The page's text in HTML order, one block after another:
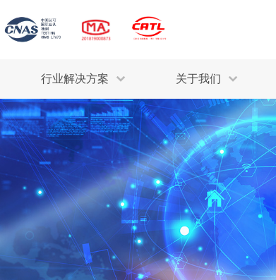
行业解决方案 关于我们
检测服务
污水检测 三废监测
废气检测 二噁英检测
评估调查
耕地质量评价 矿山资源调查
行业解决方案
INDUSTRY SOLUTIONS
为全球各产业提供一站式
整体技术解决方案。